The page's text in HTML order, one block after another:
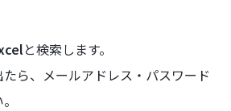
と検索します。
ら、メールアドレス・パスワード